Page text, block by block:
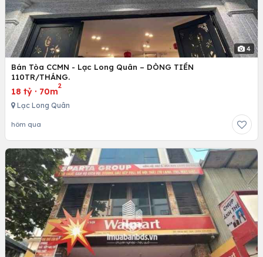
4
Bán Tòa CCMN - Lạc Long Quân – DÒNG TIỀN
110TR/THÁNG.
18 tỷ · 70m
2
Lạc Long Quân
hôm qua